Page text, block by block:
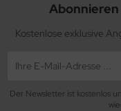
Kostenlose exklusive
Der Newsletter ist kostenlos